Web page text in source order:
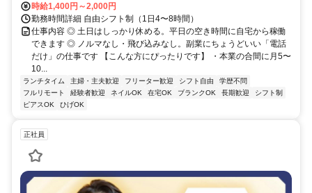
時給1,400円～2,000円
勤務時間詳細 自由シフト制（1日4〜8時間）
仕事内容 ◎ 土日はしっかり休める。平日の空き時間に自宅から稼働
できます ◎ ノルマなし・飛び込みなし。副業にちょうどいい「電話
だけ」の仕事です 【こんな方にぴったりです】 ・本業の合間に月5〜
10...
ランチタイム 主婦・主夫歓迎 フリーター歓迎 シフト自由
学歴不問
フルリモート
経験者歓迎 ネイルOK 在宅OK ブランクOK 長期歓迎
シフト制
ピアスOK
ひげOK
正社員